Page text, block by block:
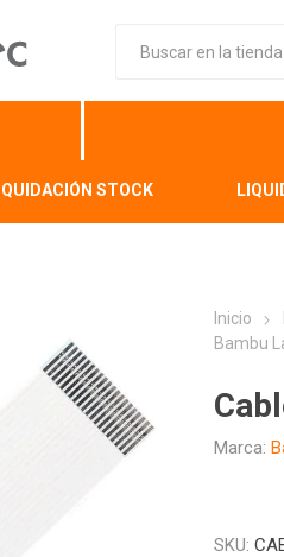
STOCK
Inicio
Bambu
Marca:
SKU: